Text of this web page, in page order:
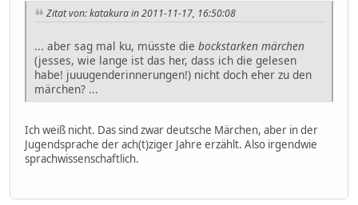
Zitat von: katakura in 2011-11-17, 16:50:08
... aber sag mal ku, müsste die bockstarken märchen
(jesses, wie lange ist das her, dass ich die gelesen
habe! juuugenderinnerungen!) nicht doch eher zu den
märchen? ...
Ich weiß nicht. Das sind zwar deutsche Märchen, aber in der
Jugendsprache der ach(t)ziger Jahre erzählt. Also irgendwie
sprachwissenschaftlich.